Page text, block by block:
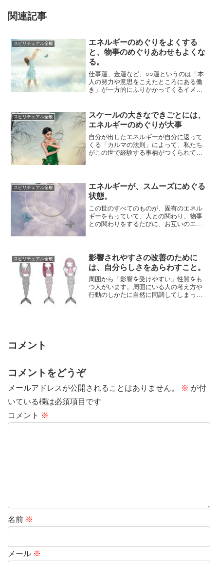
関連記事
スピリチュアル全般
エネルギーのめぐりをよくする
と、物事のめぐりあわせもよくな
る。
仕事運、金運など、○○運というのは「本
人の努力や意思をこえたところにある働
き」が一方的にふりかかってくるイメー
スピリチュアル全般
スケールの大きなできごとには、
エネルギーのめぐりが大事
自分が出したエネルギーが自分に返って
くる「カルマの法則」によって、私たち
がこの世で経験する事柄がつくられてい
スピリチュアル全般
エネルギーが、スムーズにめぐる
状態。
この世のすべてのものが、固有のエネル
ギーをもっていて、人との関わり、物事
との関わりをするたびに、お互いのエネ
スピリチュアル全般
影響されやすさの改善のために
は、自分らしさをあらわすこと。
周囲から「影響を受けやすい」性質をも
つ人がいます。周囲にいる人の考え方や
行動のしかたに自然に同調してしまった
コメント
コメントをどうぞ
メールアドレスが公開されることはありません。 ※ が付
いている欄は必須項目です
コメント ※
名前 ※
メール ※